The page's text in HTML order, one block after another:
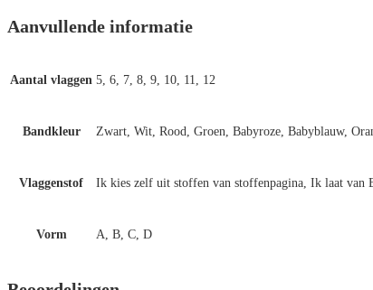
Aanvullende informatie
Aantal vlaggen 5, 6, 7, 8, 9, 10, 11, 12
Bandkleur Zwart, Wit, Rood, Groen, Babyroze, Babyblauw,
Vlaggenstof Ik kies zelf uit stoffen van stoffenpagina, Ik laat van
Vorm A, B, C, D